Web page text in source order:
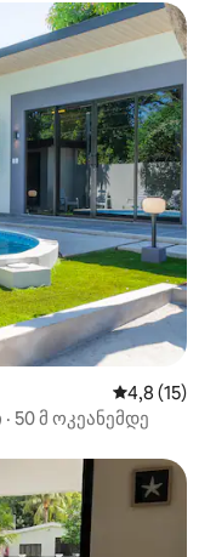
საშუალო
4,8 (15)
50 მ ოკეანემდე